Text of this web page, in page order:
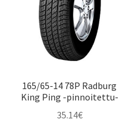
165/65-14 78P Radburg
King Ping -pinnoitettu-
35.14€